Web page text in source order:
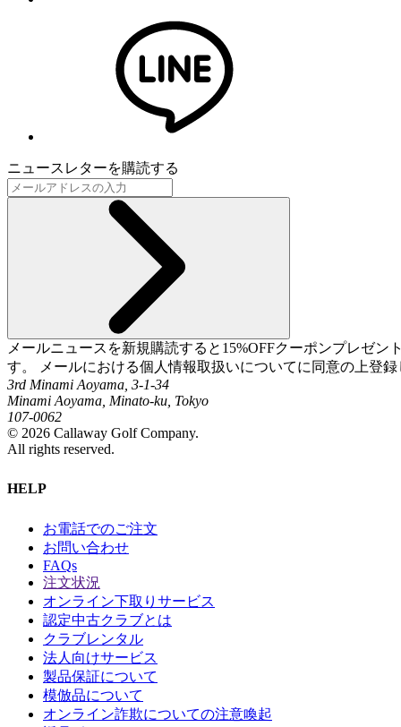
ニュースレターを購読する
メールニュースを新規購読すると15%OFFクーポンプレゼ
す。 メールにおける個人情報取扱いについてに同意の上登
3rd Minami Aoyama, 3-1-34
Minami Aoyama, Minato-ku, Tokyo
107-0062
© 2026 Callaway Golf Company.
All rights reserved.
HELP
お電話でのご注文
お問い合わせ
FAQs
注文状況
オンライン下取りサービス
認定中古クラブとは
クラブレンタル
法人向けサービス
製品保証について
模倣品について
オンライン詐欺についての注意喚起